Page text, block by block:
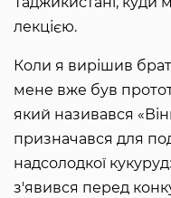
лекцією.
Коли я вирішив
мене вже був
який називався
призначався для
надсолодкої
з'явився перед